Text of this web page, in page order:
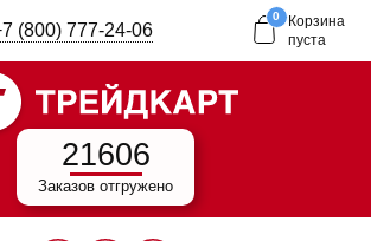
(800) 777-24-06
0
Корзина
пуста
21606
Заказов отгружено